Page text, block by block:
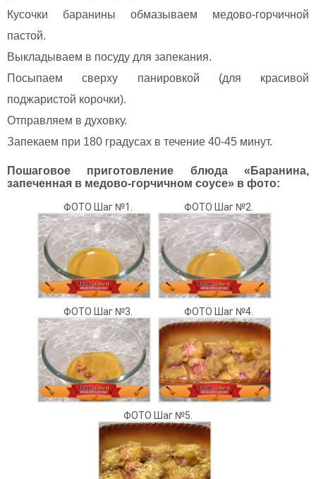
Кусочки баранины обмазываем медово-горчичной
пастой.
Выкладываем в посуду для запекания.
Посыпаем сверху панировкой (для красивой
поджаристой корочки).
Отправляем в духовку.
Запекаем при 180 градусах в течение 40-45 минут.
Пошаговое приготовление блюда «Баранина,
запеченная в медово-горчичном соусе» в фото:
ФОТО Шаг №1. ФОТО Шаг №2.
ФОТО Шаг №3. ФОТО Шаг №4.
ФОТО Шаг №5.